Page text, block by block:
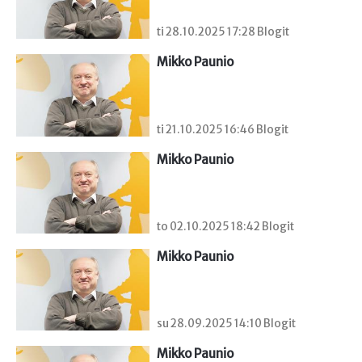
ti 28.10.2025 17:28 Blogit
Mikko Paunio
ti 21.10.2025 16:46 Blogit
Mikko Paunio
to 02.10.2025 18:42 Blogit
Mikko Paunio
su 28.09.2025 14:10 Blogit
Mikko Paunio